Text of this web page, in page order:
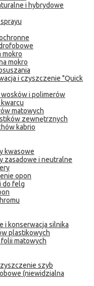
i hybrydowe
mokro
mokro
i czyszczenie "Quick
wosków i polimerów
matowych
zewnętrznych
kabrio
kwasowe
zasadowe i neutralne
opon
do felg
i konserwacja silnika
plastikowych
matowych
szyb
(niewidzialna